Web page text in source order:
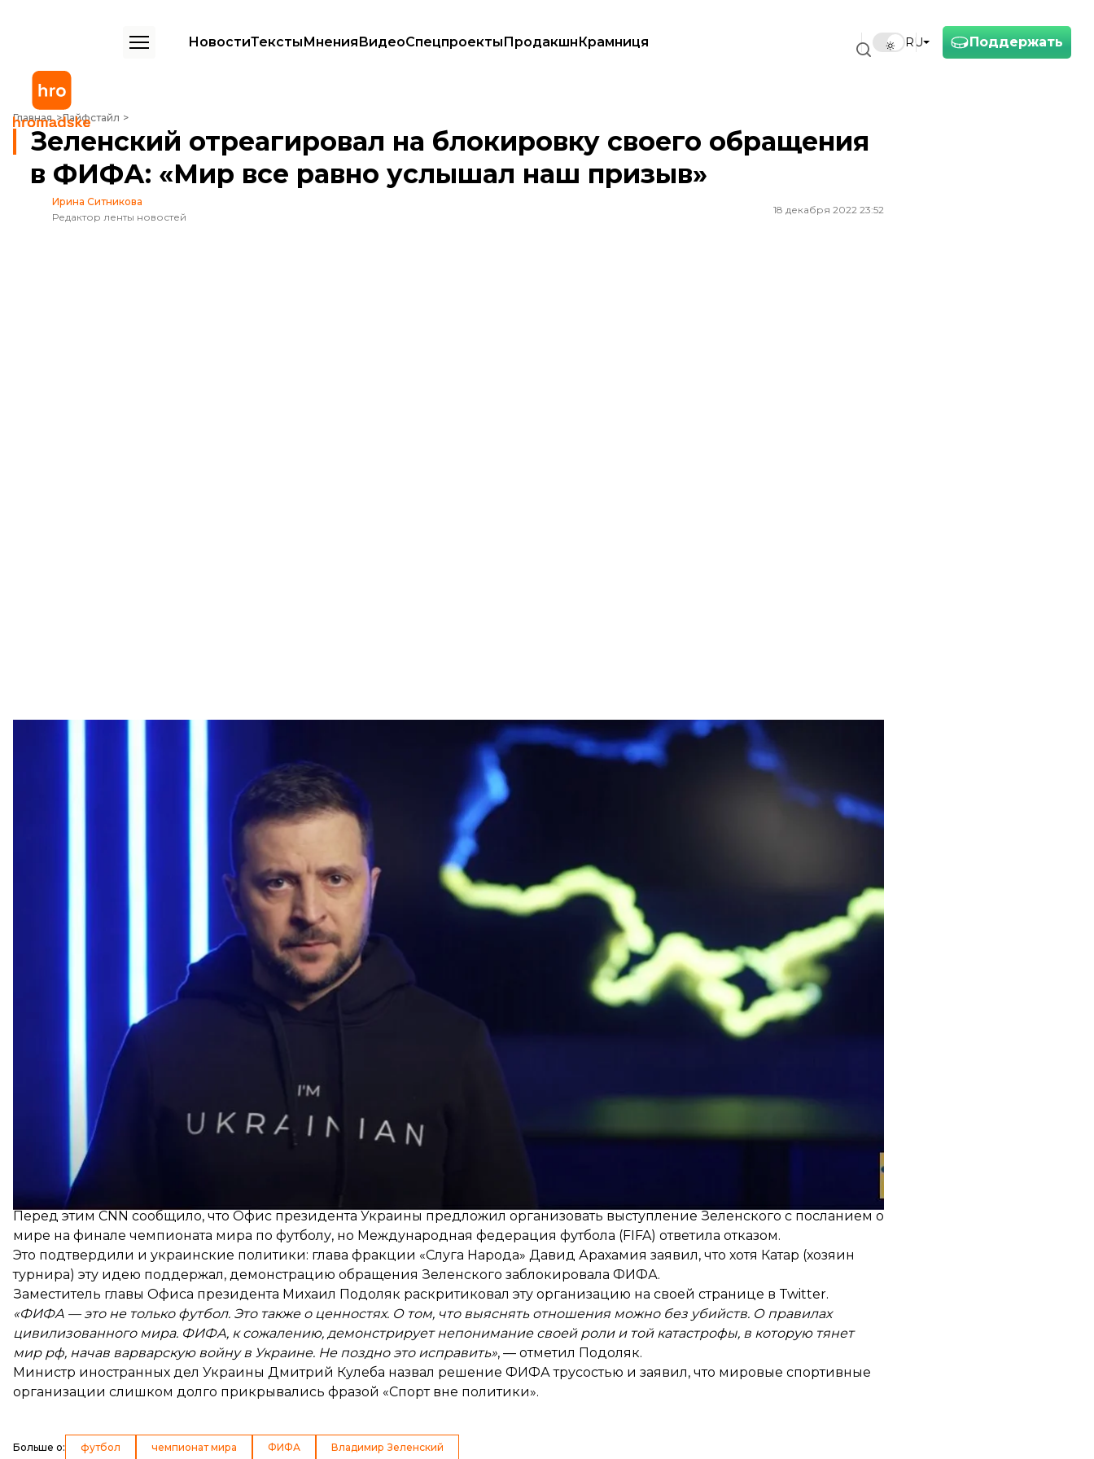
Поддержать
RU
НовостиТекстыМненияВидеоСпецпроектыПродакшнКрамниця
Главная Лайфстайл
Зеленский отреагировал на блокировку своего обращения в ФИФА: «Мир все равно услышал наш призыв»
Зеленский отреагировал на блокировку своего обращения
в ФИФА: «Мир все равно услышал наш призыв»
Ирина Ситникова
Редактор ленты новостей
18 декабря 2022 23:52
Президент Владимир Зеленский записал обращение к мировому сообществу по случаю финала чемпионата мира по футболу
Президент Владимир Зеленский подтвердил, что ФИФА заблокировала его обращение на стадионе перед финальным
матчем чемпионата мира по футболу в Катаре. Однако оно все равно распространилось — через СМИ и украинских
Об этом он сказал в вечернем видеообращении.
«Хотя ФИФА заблокировала это обращение [...], мир все равно услышал наш призыв. Наши футболисты распространили
видео... Ярмоленко и вся сборная Украины, Шевченко, Шовковский, Модрич, Срна, Гвардиола, Рац и многие другие
прекрасные игроки. Я благодарю всех!»— сказал Зеленский.
Он добавил, что это обращение также поддержали государства-партнеры Украины и распространили тысячи мировых СМИ.
Президент Владимир Зеленский обратился к мировому сообществу по случаю финала чемпионата мира по футболу и
объявил о созыве глобального саммита «формулы мира»
Перед этим CNN сообщило, что Офис президента Украины предложил организовать выступление Зеленского с посланием о
мире на финале чемпионата мира по футболу, но Международная федерация футбола (FIFA) ответила отказом.
Это подтвердили и украинские политики: глава фракции «Слуга Народа» Давид Арахамия заявил, что хотя Катар (хозяин
турнира) эту идею поддержал, демонстрацию обращения Зеленского заблокировала ФИФА.
Заместитель главы Офиса президента Михаил Подоляк раскритиковал эту организацию на своей странице в Twitter.
«ФИФА — это не только футбол. Это также о ценностях. О том, что выяснять отношения можно без убийств. О правилах
цивилизованного мира. ФИФА, к сожалению, демонстрирует непонимание своей роли и той катастрофы, в которую тянет
мир рф, начав варварскую войну в Украине. Не поздно это исправить», — отметил Подоляк.
Министр иностранных дел Украины Дмитрий Кулеба назвал решение ФИФА трусостью и заявил, что мировые спортивные
организации слишком долго прикрывались фразой «Спорт вне политики».
Больше о: футбол чемпионат мира ФИФА Владимир Зеленский